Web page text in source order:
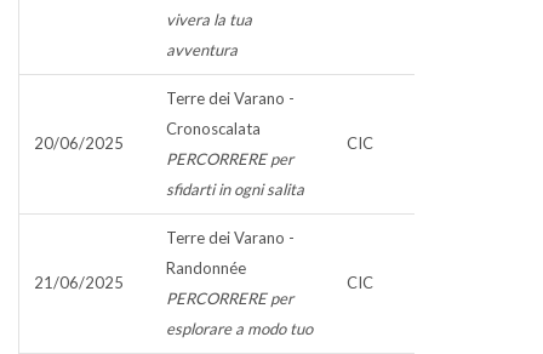
vivera la tua
avventura
20/06/2025
Terre dei Varano -
Cronoscalata
PERCORRERE per
sfidarti in ogni salita
CIC
21/06/2025
Terre dei Varano -
Randonnée
PERCORRERE per
esplorare a modo tuo
CIC